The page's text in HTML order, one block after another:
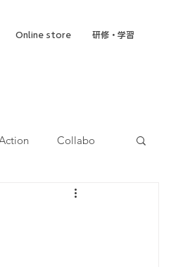
Online store 研修・学習
Collabo
就労移行支援